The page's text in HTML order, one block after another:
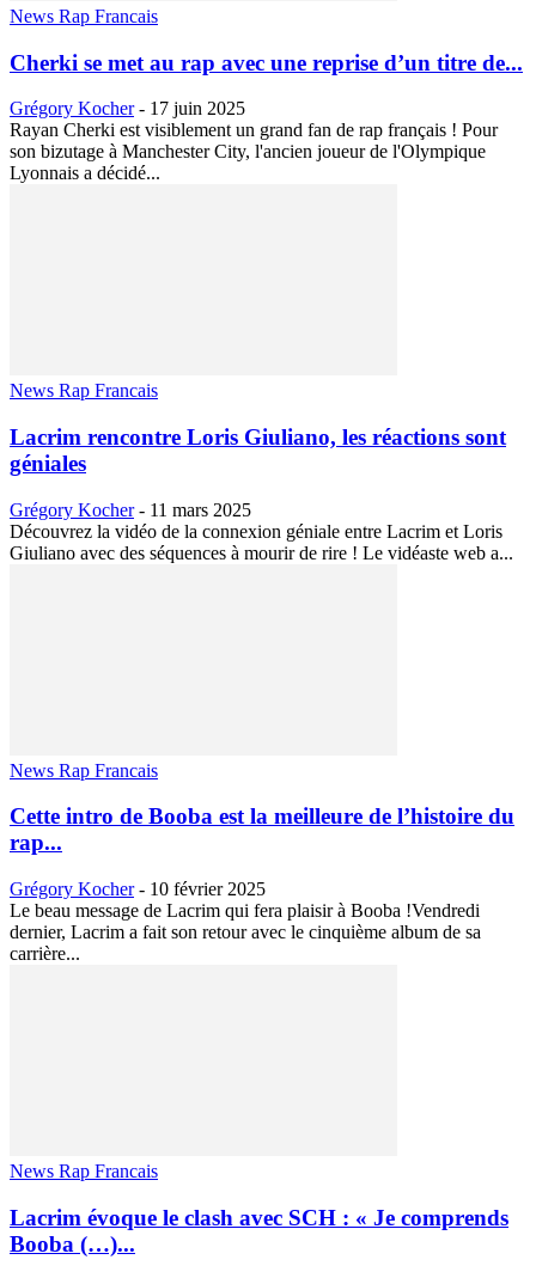
News Rap Francais
Cherki se met au rap avec une reprise d’un titre de...
Grégory Kocher - 17 juin 2025
Rayan Cherki est visiblement un grand fan de rap français ! Pour
son bizutage à Manchester City, l'ancien joueur de l'Olympique
Lyonnais a décidé...
News Rap Francais
Lacrim rencontre Loris Giuliano, les réactions sont
géniales
Grégory Kocher - 11 mars 2025
Découvrez la vidéo de la connexion géniale entre Lacrim et Loris
Giuliano avec des séquences à mourir de rire ! Le vidéaste web a...
News Rap Francais
Cette intro de Booba est la meilleure de l’histoire du
rap...
Grégory Kocher - 10 février 2025
Le beau message de Lacrim qui fera plaisir à Booba !Vendredi
dernier, Lacrim a fait son retour avec le cinquième album de sa
carrière...
News Rap Francais
Lacrim évoque le clash avec SCH : « Je comprends
Booba (…)...